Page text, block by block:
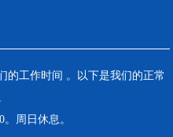
的工作时间 。以下是我们的正常
周日休息。